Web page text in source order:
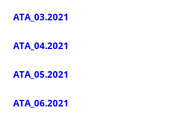
ATA_03.2021
ATA_04.2021
ATA_05.2021
ATA_06.2021